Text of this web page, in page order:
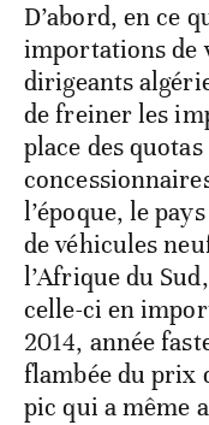
D’abord, en ce
importations de
dirigeants
de freiner les
place des
l’époque, le
de véhicules
l’Afrique du
celle-ci en
2014, année
flambée du prix
pic qui a même